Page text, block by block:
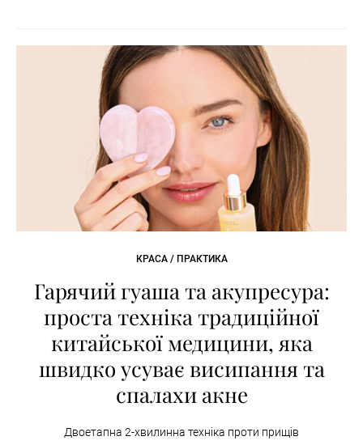
КРАСА / ПРАКТИКА
Гарячий гуаша та акупресура:
проста техніка традиційної
китайської медицини, яка
швидко усуває висипання та
спалахи акне
Двоетапна 2-хвилинна техніка проти прищів